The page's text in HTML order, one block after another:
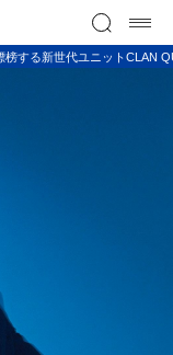
榜する新世代ユニットCLAN